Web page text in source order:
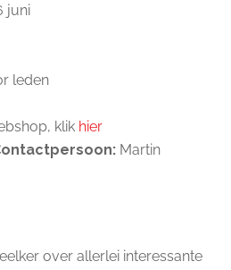
juni
leden
klik hier
Martin
over allerlei interessante